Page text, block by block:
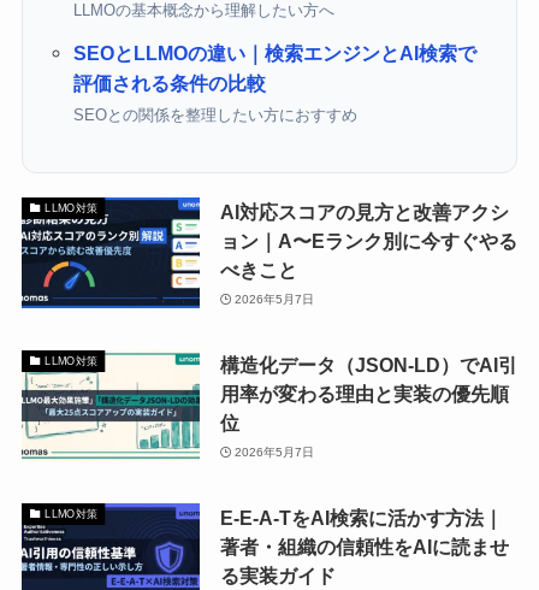
LLMOの基本概念から理解したい方へ
SEOとLLMOの違い｜検索エンジンとAI検索で
評価される条件の比較
SEOとの関係を整理したい方におすすめ
LLMO対策
AI対応スコアの見方と改善アクシ
ョン｜A〜Eランク別に今すぐやる
べきこと
2026年5月7日
LLMO対策
構造化データ（JSON-LD）でAI引
用率が変わる理由と実装の優先順
位
2026年5月7日
LLMO対策
E-E-A-TをAI検索に活かす方法｜
著者・組織の信頼性をAIに読ませ
る実装ガイド